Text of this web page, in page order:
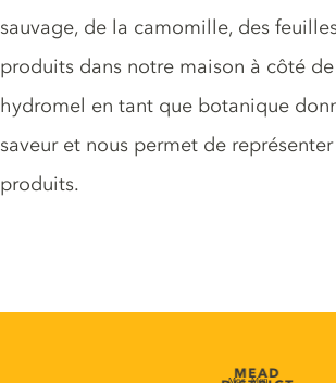
sauvage, de la camomille, des
produits dans notre maison à côté
hydromel en tant que botanique
saveur et nous permet de
produits.